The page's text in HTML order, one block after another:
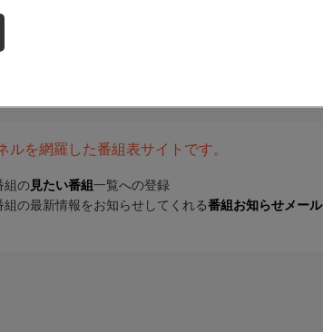
を網羅した番組表サイトです。
組の 見たい番組 一覧への登録
組の最新情報をお知らせしてくれる番組お知らせメール